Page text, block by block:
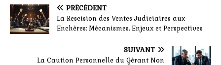
PRÉCÉDENT
La Rescision des Ventes Judiciaires aux
Enchères: Mécanismes, Enjeux et Perspectives
SUIVANT
La Caution Personnelle du Gérant Non